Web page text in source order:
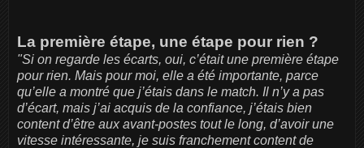
La première étape, une étape pour rien ?
"Si on regarde les écarts, oui, c’était une première étape
pour rien. Mais pour moi, elle a été importante, parce
qu’elle a montré que j’étais dans le match. Il n’y a pas
d’écart, mais j’ai acquis de la confiance, j’étais bien
content d’être aux avant-postes tout le long, d’avoir une
vitesse intéressante, je suis franchement content de